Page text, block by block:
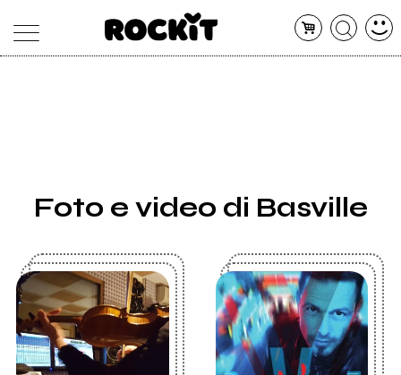
RADIO
Foto e video di Basville